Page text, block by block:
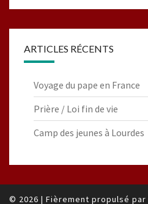
ARTICLES RÉCENTS
Voyage du pape en France
Prière / Loi fin de vie
Camp des jeunes à Lourdes
© 2026 | Fièrement propulsé par